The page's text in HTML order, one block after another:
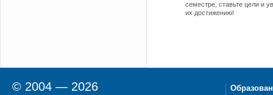
семестре, ставьте цели и
их достижению!
© 2004 — 2026